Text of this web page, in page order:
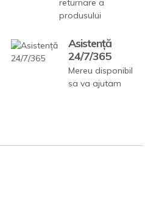
returnare a
produsului
Asistență
24/7/365
Mereu disponibil
sa va ajutam